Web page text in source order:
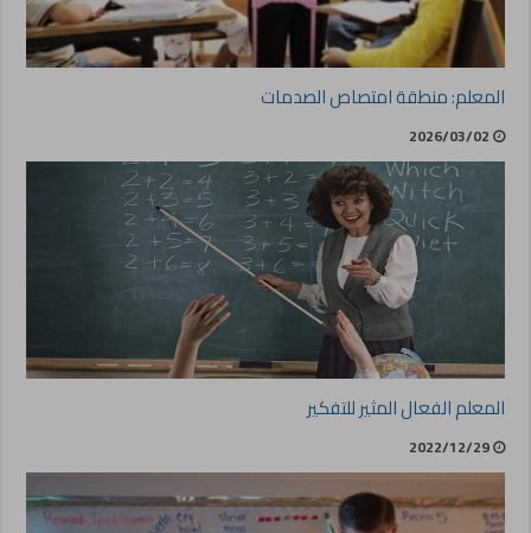
المعلم: منطقة امتصاص الصدمات
2026/03/02
المعلم الفعال المثير للتفكير
2022/12/29